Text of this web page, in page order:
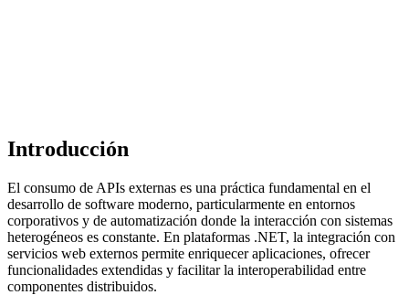
Introducción
El consumo de APIs externas es una práctica fundamental en el
desarrollo de software moderno, particularmente en entornos
corporativos y de automatización donde la interacción con sistemas
heterogéneos es constante. En plataformas .NET, la integración con
servicios web externos permite enriquecer aplicaciones, ofrecer
funcionalidades extendidas y facilitar la interoperabilidad entre
componentes distribuidos.